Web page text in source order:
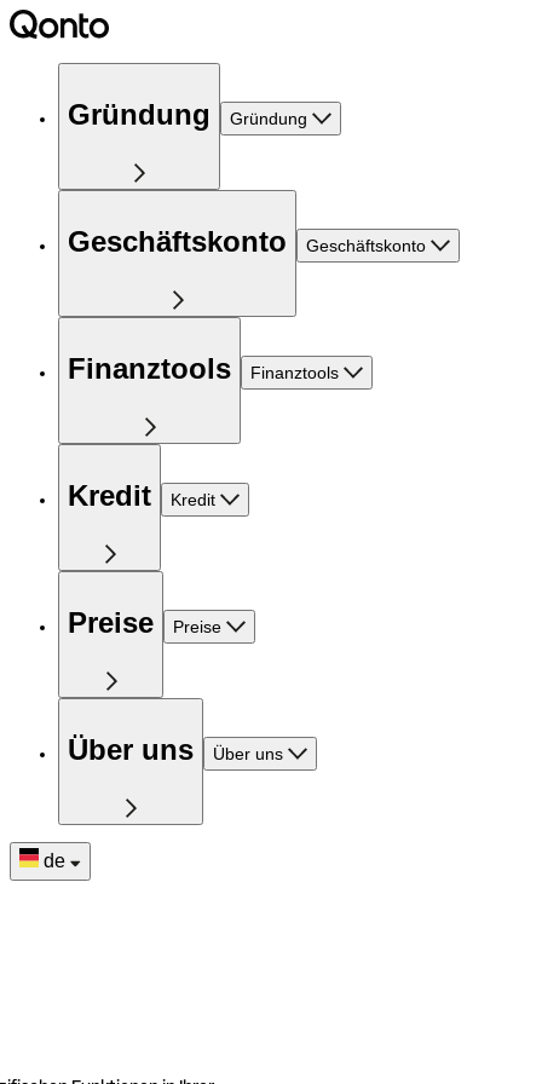
Gründung Gründung
Geschäftskonto Geschäftskonto
Finanztools Finanztools
Kredit Kredit
Preise Preise
Über uns Über uns
de